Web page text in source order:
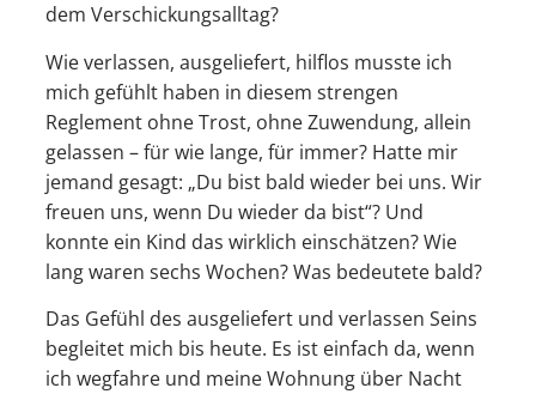
dem Verschickungsalltag?
Wie verlassen, ausgeliefert, hilflos musste ich
mich gefühlt haben in diesem strengen
Reglement ohne Trost, ohne Zuwendung, allein
gelassen – für wie lange, für immer? Hatte mir
jemand gesagt: „Du bist bald wieder bei uns. Wir
freuen uns, wenn Du wieder da bist“? Und
konnte ein Kind das wirklich einschätzen? Wie
lang waren sechs Wochen? Was bedeutete bald?
Das Gefühl des ausgeliefert und verlassen Seins
begleitet mich bis heute. Es ist einfach da, wenn
ich wegfahre und meine Wohnung über Nacht